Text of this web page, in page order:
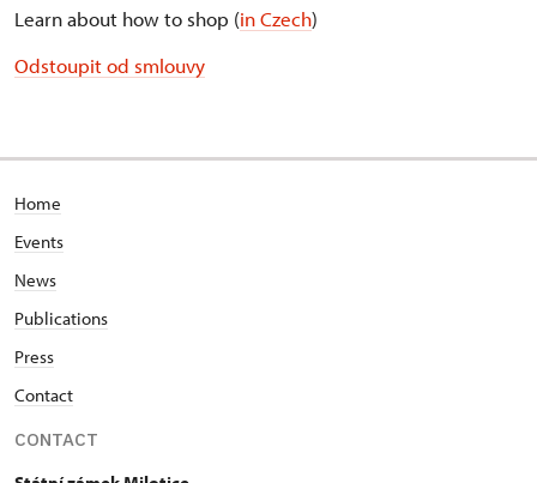
Learn about how to shop (in Czech)
Odstoupit od smlouvy
Home
Events
News
Publications
Press
Contact
CONTACT